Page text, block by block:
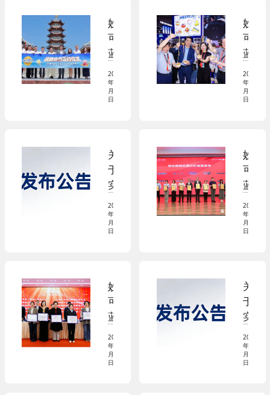
准
的
公
告
(0
6
品
牌，
妙
可
蓝
多
世
界
舞
台！
妙
可
蓝
多
与
华
达
成
战
略
合
作，
消
费
与
文
旅
I
P“双
2026
年06
月04
日
妙
可
蓝
多
亮
相
6
焙
烤
展，
系
列
明
星
产
品
成
米
其
2026
年05
月21
日
关
于
实
施
新
版
准
的
公
告
2026
年05
月18
日
妙
可
蓝
多
荣
获
标
协
会
“A
A
A
2026
年05
月09
日
妙
可
蓝
荣
获
2026
年05
月06
日
关
于
实
新
版
2026
年03
月19
日